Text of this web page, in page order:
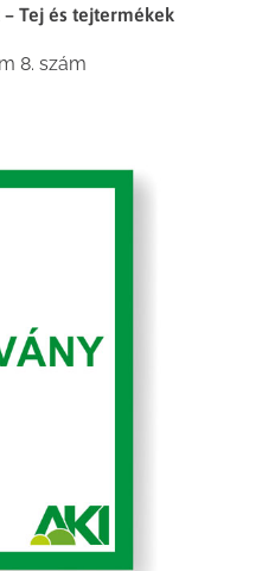
Tej és tejtermékek
8. szám